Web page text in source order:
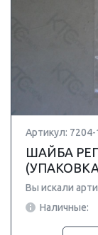
Артикул: 7204-
ШАЙБА
Вы искали
Наличные: